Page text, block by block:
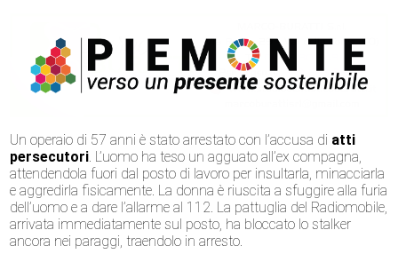
Un operaio di 57 anni è stato arrestato con l’accusa di atti
persecutori. L’uomo ha teso un agguato all’ex compagna,
attendendola fuori dal posto di lavoro per insultarla, minacciarla
e aggredirla fisicamente. La donna è riuscita a sfuggire alla furia
dell’uomo e a dare l’allarme al 112. La pattuglia del Radiomobile,
arrivata immediatamente sul posto, ha bloccato lo stalker
ancora nei paraggi, traendolo in arresto.